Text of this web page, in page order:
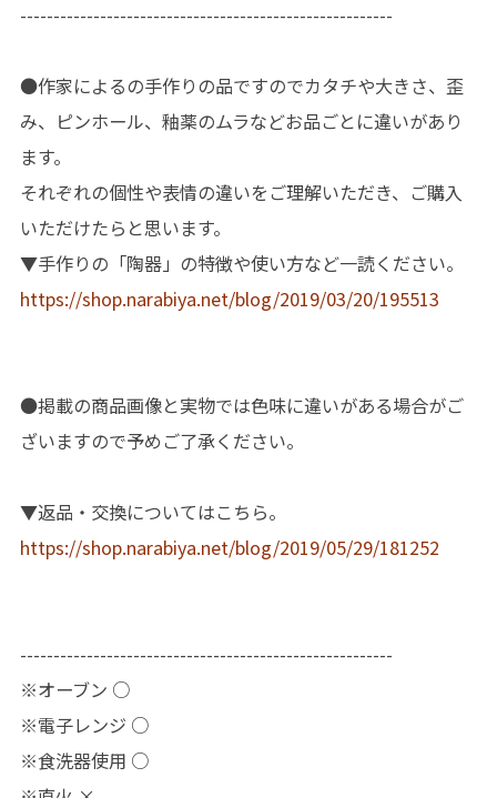
--------------------------------------------------------
●作家によるの手作りの品ですのでカタチや大きさ、歪
み、ピンホール、釉薬のムラなどお品ごとに違いがあり
ます。
それぞれの個性や表情の違いをご理解いただき、ご購入
いただけたらと思います。
▼手作りの「陶器」の特徴や使い方など一読ください。
https://shop.narabiya.net/blog/2019/03/20/195513
●掲載の商品画像と実物では色味に違いがある場合がご
ざいますので予めご了承ください。
▼返品・交換についてはこちら。
https://shop.narabiya.net/blog/2019/05/29/181252
--------------------------------------------------------
※オーブン ○
※電子レンジ ○
※食洗器使用 ○